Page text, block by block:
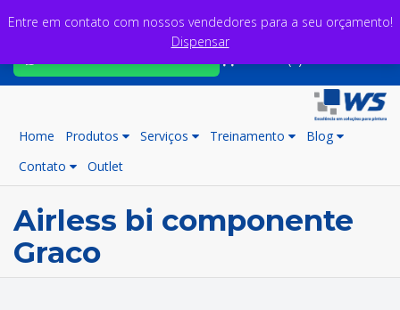
Home Produtos Serviços Treinamento
Blog
Contato
Outlet
Airless bi componente
Graco
Entre em contato com nossos vendedores para a seu orçamento!
Dispensar